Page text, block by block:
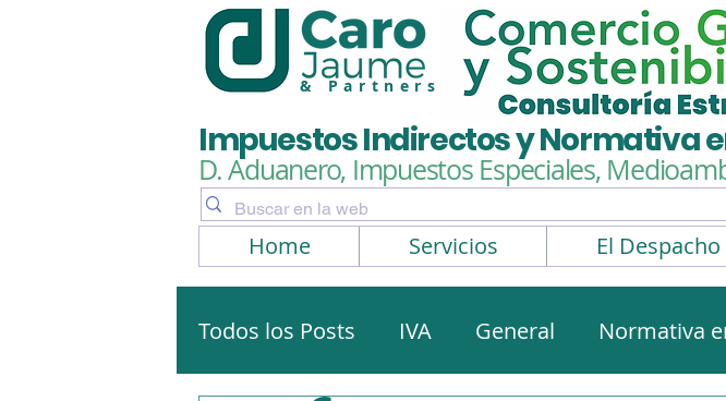
Impuestos Indirectos y Normativa
D. Aduanero, Impuestos Especiales,
& Partners
Home Servicios El Despacho
Todos los Posts IVA General Normativa